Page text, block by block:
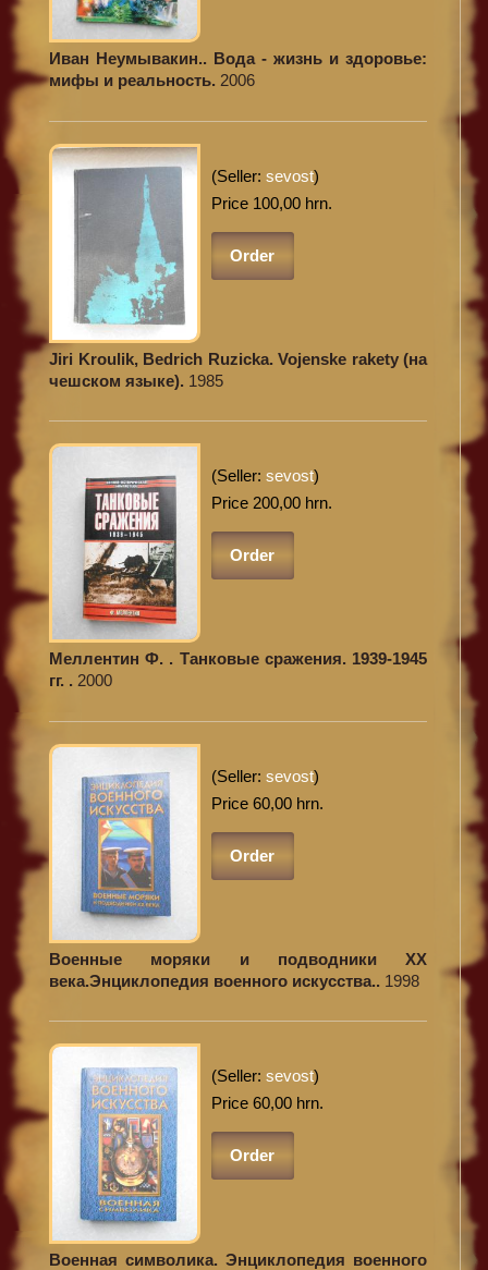
Иван Неумывакин.. Вода - жизнь и здоровье:
мифы и реальность. 2006
(Seller: sevost)
Price 100,00 hrn.
Order
Jiri Kroulik, Bedrich Ruzicka. Vojenske rakety (на
чешском языке). 1985
(Seller: sevost)
Price 200,00 hrn.
Order
Меллентин Ф. . Танковые сражения. 1939-1945
гг. . 2000
(Seller: sevost)
Price 60,00 hrn.
Order
Военные моряки и подводники XX
века.Энциклопедия военного искусства.. 1998
(Seller: sevost)
Price 60,00 hrn.
Order
Военная символика. Энциклопедия военного